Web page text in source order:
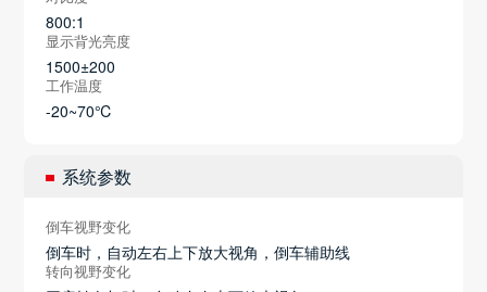
800:1
显示背光亮度
1500±200
工作温度
-20~70℃
系统参数
倒车视野变化
倒车时，自动左右上下放大视角，倒车辅助线
转向视野变化